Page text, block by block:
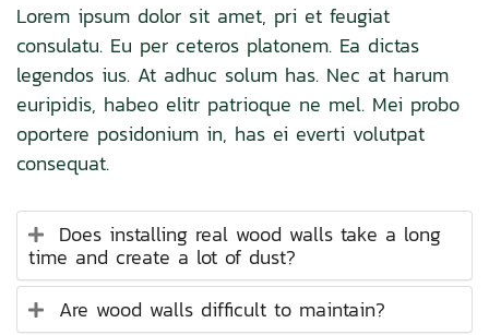
Lorem ipsum dolor sit amet, pri et feugiat
consulatu. Eu per ceteros platonem. Ea dictas
legendos ius. At adhuc solum has. Nec at harum
euripidis, habeo elitr patrioque ne mel. Mei probo
oportere posidonium in, has ei everti volutpat
consequat.
Does installing real wood walls take a long
time and create a lot of dust?
Are wood walls difficult to maintain?